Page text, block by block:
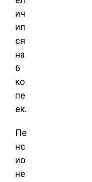
ич
ил
ся
на
6
ко
пе
ек.
Пе
нс
ио
не